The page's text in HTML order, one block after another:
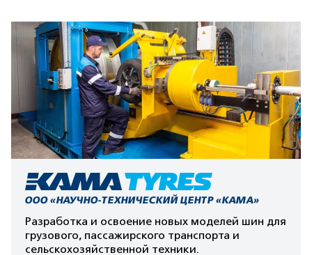
ООО «НАУЧНО-ТЕХНИЧЕСКИЙ ЦЕНТР «КАМА»
Разработка и освоение новых моделей шин для
грузового, пассажирского транспорта и
сельскохозяйственной техники.